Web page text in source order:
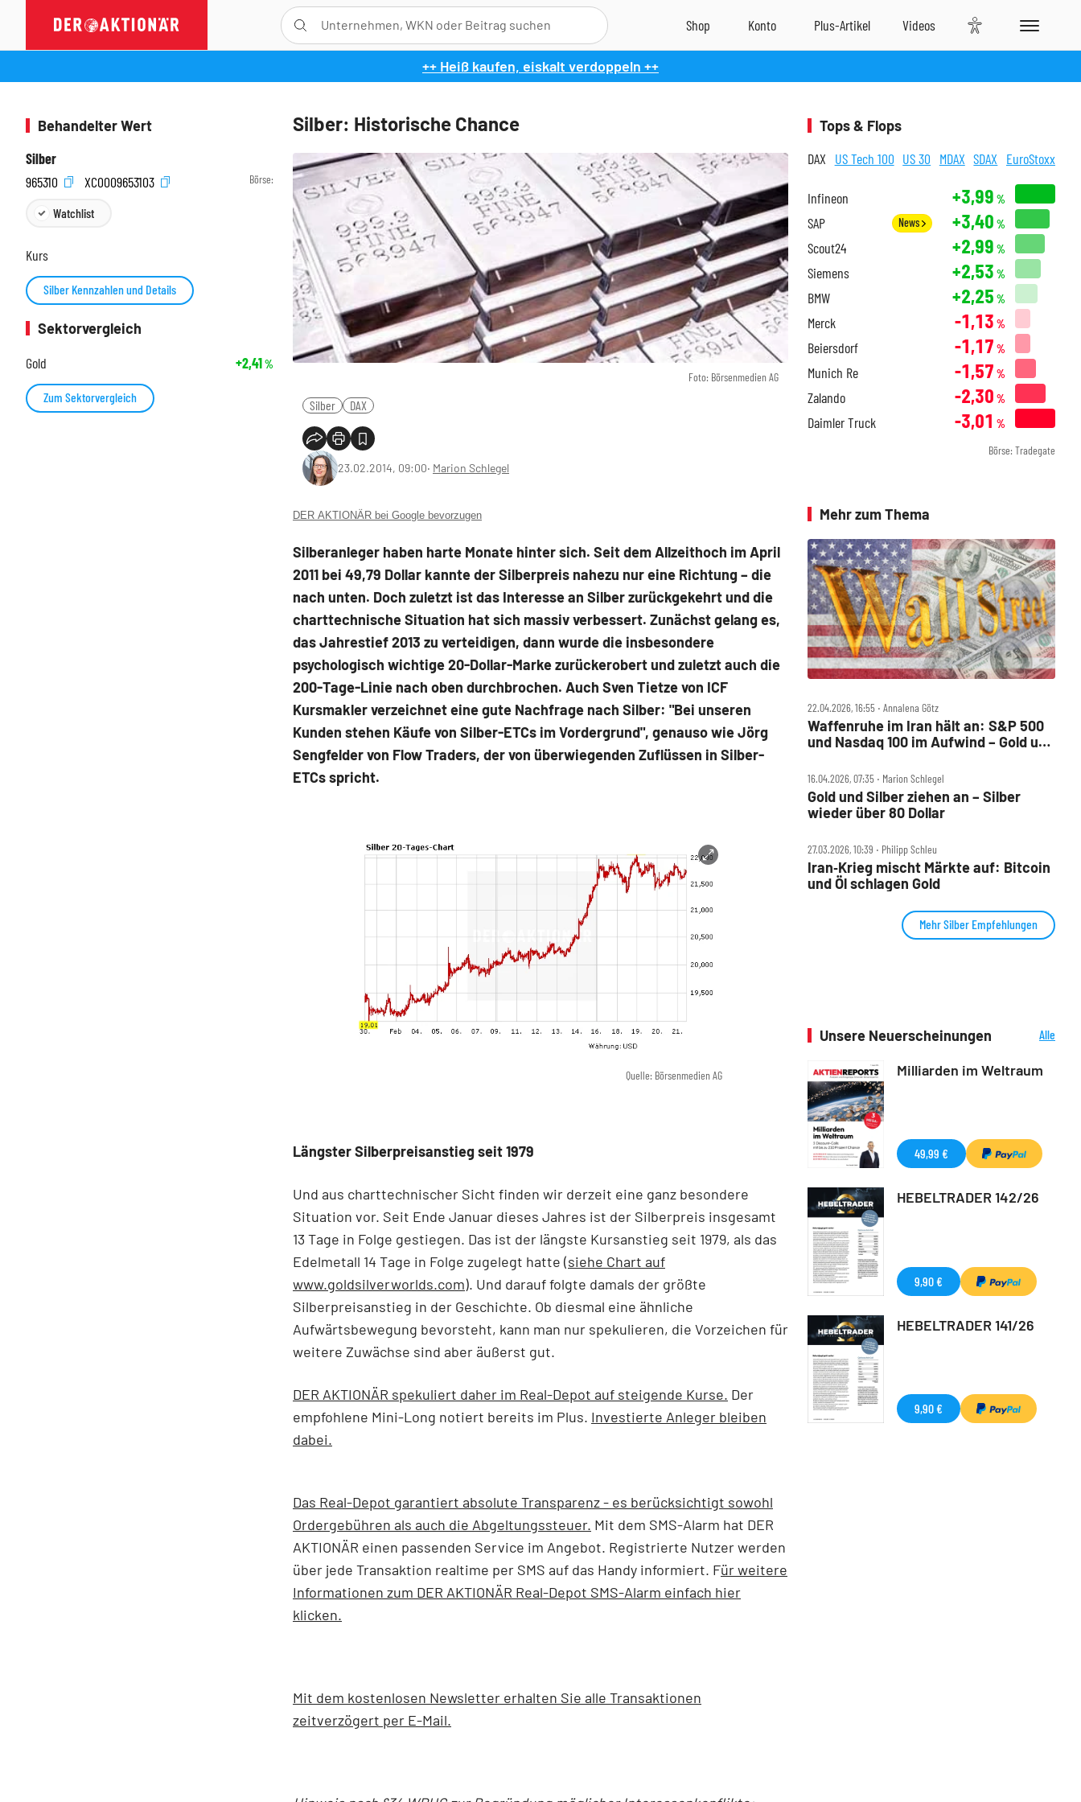
++ Heiß kaufen, eiskalt verdoppeln ++
Silber: Historische Chance
Foto: Börsenmedien AG
Silber DAX
23.02.2014, 09:00‧ Marion Schlegel
DER AKTIONÄR bei Google bevorzugen
Silberanleger haben harte Monate hinter sich. Seit dem Allzeithoch im April
2011 bei 49,79 Dollar kannte der Silberpreis nahezu nur eine Richtung – die
nach unten. Doch zuletzt ist das Interesse an Silber zurückgekehrt und die
charttechnische Situation hat sich massiv verbessert. Zunächst gelang es,
das Jahrestief 2013 zu verteidigen, dann wurde die insbesondere
psychologisch wichtige 20-Dollar-Marke zurückerobert und zuletzt auch die
200-Tage-Linie nach oben durchbrochen. Auch Sven Tietze von ICF
Kursmakler verzeichnet eine gute Nachfrage nach Silber: "Bei unseren
Kunden stehen Käufe von Silber-ETCs im Vordergrund", genauso wie Jörg
Sengfelder von Flow Traders, der von überwiegenden Zuflüssen in Silber-
ETCs spricht.
Quelle: Börsenmedien AG
Längster Silberpreisanstieg seit 1979
Und aus charttechnischer Sicht finden wir derzeit eine ganz besondere
Situation vor. Seit Ende Januar dieses Jahres ist der Silberpreis insgesamt
13 Tage in Folge gestiegen. Das ist der längste Kursanstieg seit 1979, als das
Edelmetall 14 Tage in Folge zugelegt hatte (siehe Chart auf
www.goldsilverworlds.com). Und darauf folgte damals der größte
Silberpreisanstieg in der Geschichte. Ob diesmal eine ähnliche
Aufwärtsbewegung bevorsteht, kann man nur spekulieren, die Vorzeichen für
weitere Zuwächse sind aber äußerst gut.
DER AKTIONÄR spekuliert daher im Real-Depot auf steigende Kurse. Der
empfohlene Mini-Long notiert bereits im Plus. Investierte Anleger bleiben
dabei.
Das Real-Depot garantiert absolute Transparenz - es berücksichtigt sowohl
Ordergebühren als auch die Abgeltungssteuer. Mit dem SMS-Alarm hat DER
AKTIONÄR einen passenden Service im Angebot. Registrierte Nutzer werden
über jede Transaktion realtime per SMS auf das Handy informiert. Für weitere
Informationen zum DER AKTIONÄR Real-Depot SMS-Alarm einfach hier
klicken.
Mit dem kostenlosen Newsletter erhalten Sie alle Transaktionen
zeitverzögert per E-Mail.
Behandelter Wert
Silber
965310
XC0009653103 Börse:
Watchlist
Kurs
Silber Kennzahlen und Details
Sektorvergleich
Gold
+2,41%
Zum Sektorvergleich
Tops & Flops
DAX US Tech 100 US 30 MDAX SDAX EuroStoxx
Infineon +3,99 %
SAP News +3,40 %
Scout24 +2,99 %
Siemens +2,53 %
BMW +2,25 %
Merck -1,13 %
Beiersdorf -1,17 %
Munich Re -1,57 %
Zalando -2,30 %
Daimler Truck -3,01 %
Börse: Tradegate
Mehr zum Thema
22.04.2026, 16:55 ‧ Annalena Götz
Waffenruhe im Iran hält an: S&P 500
und Nasdaq 100 im Aufwind – Gold und
16.04.2026, 07:35 ‧ Marion Schlegel
Gold und Silber ziehen an – Silber
wieder über 80 Dollar
27.03.2026, 10:39 ‧ Philipp Schleu
Iran‑Krieg mischt Märkte auf: Bitcoin
und Öl schlagen Gold
Mehr Silber Empfehlungen
Unsere Neuerscheinungen
Alle
Milliarden im Weltraum
49,99 €
HEBELTRADER 142/26
9,90 €
HEBELTRADER 141/26
9,90 €